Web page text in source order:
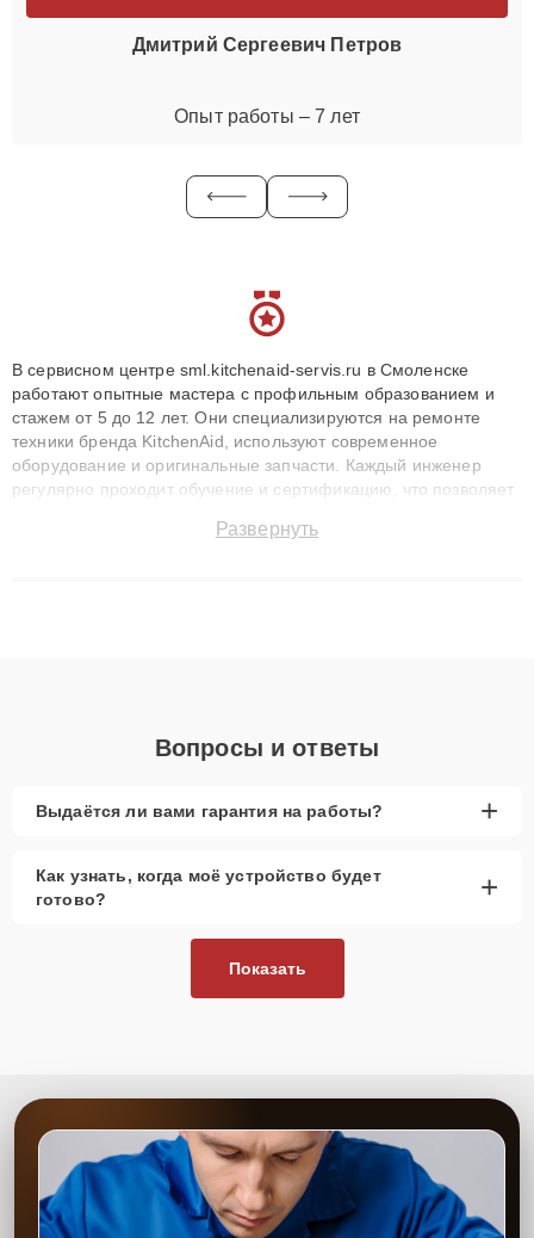
Дмитрий Сергеевич Петров
Опыт работы – 7 лет
В сервисном центре sml.kitchenaid-servis.ru в Смоленске
работают опытные мастера с профильным образованием и
стажем от 5 до 12 лет. Они специализируются на ремонте
техники бренда KitchenAid, используют современное
оборудование и оригинальные запчасти. Каждый инженер
регулярно проходит обучение и сертификацию, что позволяет
технику с сохранением гарантии до 3 лет. Наши мастера
Развернуть
Вопросы и ответы
Выдаётся ли вами гарантия на работы? +
Как узнать, когда моё устройство будет
готово?
+
Показать